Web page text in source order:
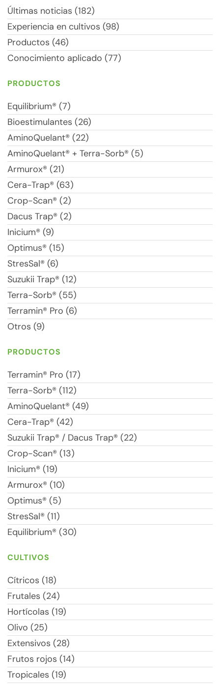
Últimas noticias (182)
Experiencia en cultivos (98)
Productos (46)
Conocimiento aplicado (77)
PRODUCTOS
Equilibrium® (7)
Bioestimulantes (26)
AminoQuelant® (22)
AminoQuelant® + Terra-Sorb® (5)
Armurox® (21)
Cera-Trap® (63)
Crop-Scan® (2)
Dacus Trap® (2)
Inicium® (9)
Optimus® (15)
StresSal® (6)
Suzukii Trap® (12)
Terra-Sorb® (55)
Terramin® Pro (6)
Otros (9)
PRODUCTOS
Terramin® Pro (17)
Terra-Sorb® (112)
AminoQuelant® (49)
Cera-Trap® (42)
Suzukii Trap® / Dacus Trap® (22)
Crop-Scan® (13)
Inicium® (19)
Armurox® (10)
Optimus® (5)
StresSal® (11)
Equilibrium® (30)
CULTIVOS
Cítricos (18)
Frutales (24)
Hortícolas (19)
Olivo (25)
Extensivos (28)
Frutos rojos (14)
Tropicales (19)